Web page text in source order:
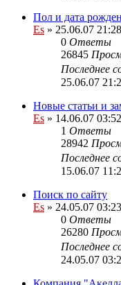
Пол и дата
Es » 25.06.07 21:28
0 Ответы
26845
Последнее
25.06.07
Новые статьи и
Es » 14.06.07 03:52
1 Ответы
28942
Последнее
15.06.07
Поиск по сайту
Es » 24.05.07 03:23
0 Ответы
26280
Последнее
24.05.07